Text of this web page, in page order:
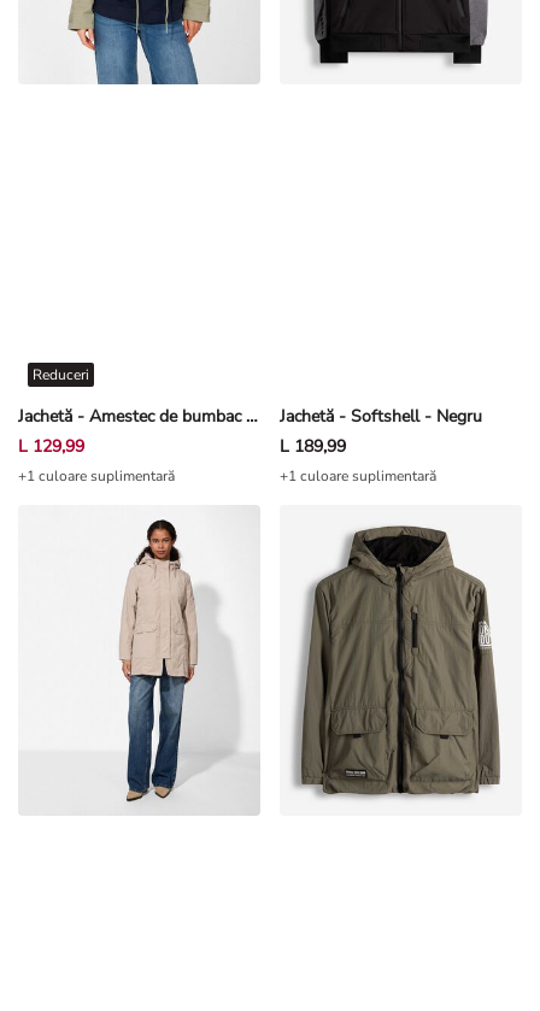
Jachetă - Amestec de bumbac - Kaki
Reduceri
L 129,99
+1 culoare suplimentară
Jachetă - Softshell - Negru
L 189,99
+1 culoare suplimentară